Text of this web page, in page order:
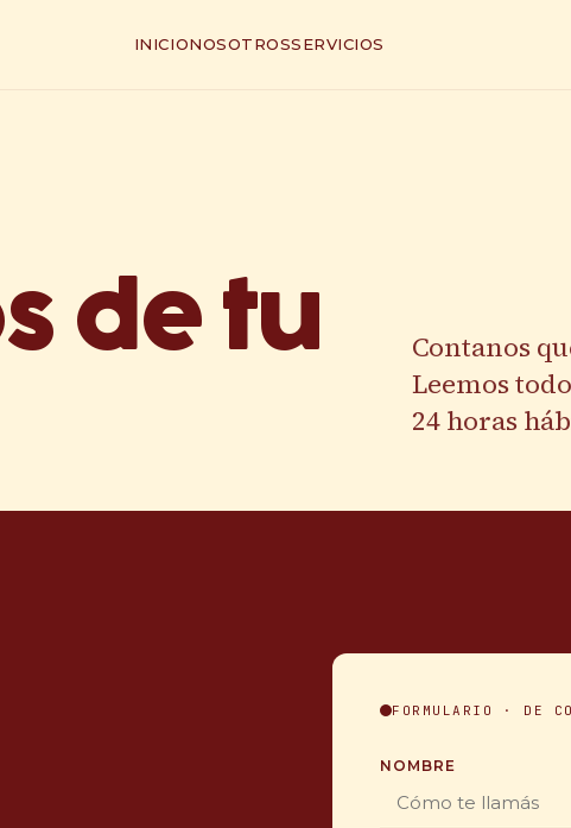
INICIONOSOTROSSERVICIOS
de tu
Contanos
Leemos
24 horas
FORMULARIO · DE
NOMBRE